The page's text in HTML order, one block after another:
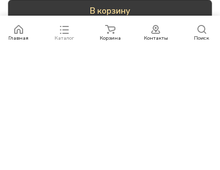
В корзину
Главная Каталог Корзина Контакты Поиск